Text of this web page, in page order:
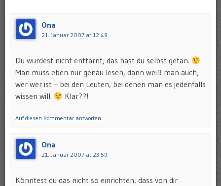
Ona
21. Januar 2007 at 12:49
Du wurdest nicht enttarnt, das hast du selbst getan.
Man muss eben nur genau lesen, dann weiß man auch,
wer wer ist – bei den Leuten, bei denen man es jedenfalls
wissen will.
Klar??!
Auf diesen Kommentar antworten
Ona
21. Januar 2007 at 23:59
Könntest du das nicht so einrichten, dass von dir